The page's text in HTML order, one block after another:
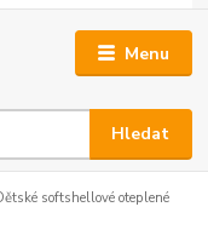
Menu
Hledat
softshellové oteplené